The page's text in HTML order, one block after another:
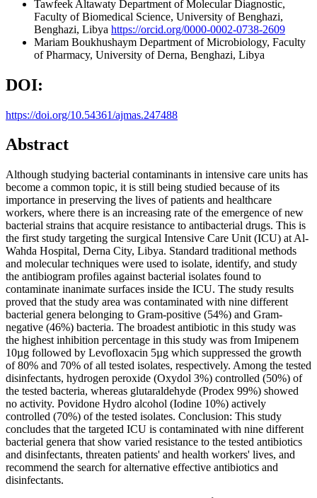
Tawfeek Altawaty Department of Molecular Diagnostic,
Faculty of Biomedical Science, University of Benghazi,
Benghazi, Libya https://orcid.org/0000-0002-0738-2609
Mariam Boukhushaym Department of Microbiology, Faculty
of Pharmacy, University of Derna, Benghazi, Libya
DOI:
https://doi.org/10.54361/ajmas.247488
Abstract
Although studying bacterial contaminants in intensive care units has
become a common topic, it is still being studied because of its
importance in preserving the lives of patients and healthcare
workers, where there is an increasing rate of the emergence of new
bacterial strains that acquire resistance to antibacterial drugs. This is
the first study targeting the surgical Intensive Care Unit (ICU) at Al-
Wahda Hospital, Derna City, Libya. Standard traditional methods
and molecular techniques were used to isolate, identify, and study
the antibiogram profiles against bacterial isolates found to
contaminate inanimate surfaces inside the ICU. The study results
proved that the study area was contaminated with nine different
bacterial genera belonging to Gram-positive (54%) and Gram-
negative (46%) bacteria. The broadest antibiotic in this study was
the highest inhibition percentage in this study was from Imipenem
10µg followed by Levofloxacin 5µg which suppressed the growth
of 80% and 70% of all tested isolates, respectively. Among the tested
disinfectants, hydrogen peroxide (Oxydol 3%) controlled (50%) of
the tested bacteria, whereas glutaraldehyde (Prodex 99%) showed
no activity. Povidone Hydro alcohol (Iodine 10%) actively
controlled (70%) of the tested isolates. Conclusion: This study
concludes that the targeted ICU is contaminated with nine different
bacterial genera that show varied resistance to the tested antibiotics
and disinfectants, threaten patients' and health workers' lives, and
recommend the search for alternative effective antibiotics and
disinfectants.